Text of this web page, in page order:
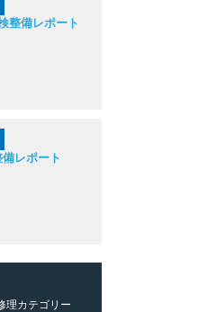
整備レポート
レポート
理カテゴリー